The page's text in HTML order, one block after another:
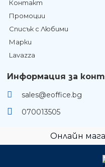
Контакт
Промоции
Списък с Любими
Марки
Lavazza
Информация за
sales@eoffice.bg
070013505
Онлайн